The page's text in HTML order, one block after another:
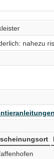
nahezu